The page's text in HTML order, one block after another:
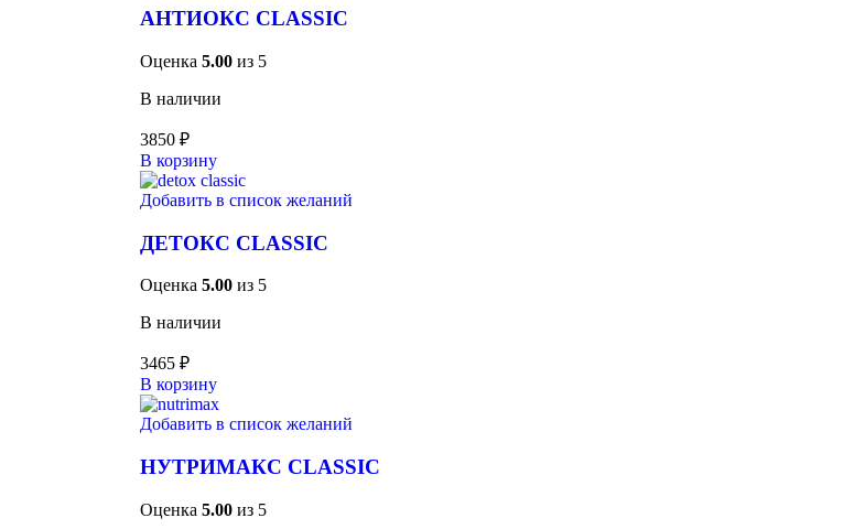
АНТИОКС CLASSIC
Оценка 5.00 из 5
В наличии
3850 ₽
В корзину
Добавить в список желаний
ДЕТОКС CLASSIC
Оценка 5.00 из 5
В наличии
3465 ₽
В корзину
Добавить в список желаний
НУТРИМАКС CLASSIC
Оценка 5.00 из 5